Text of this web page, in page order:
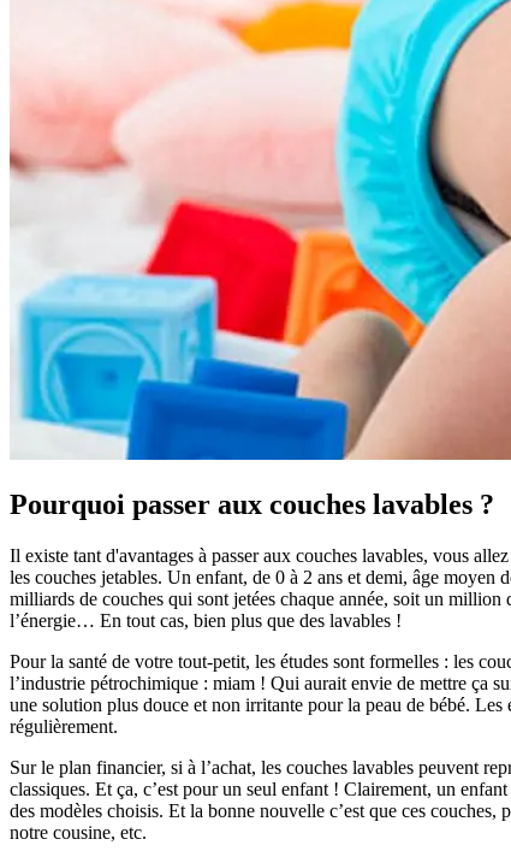
Pourquoi passer aux couches lavables ?
Il existe tant d'avantages à passer aux couches lavables, vous
les couches jetables. Un enfant, de 0 à 2 ans et demi, âge moyen
milliards de couches qui sont jetées chaque année, soit un million
l’énergie… En tout cas, bien plus que des lavables !
Pour la santé de votre tout-petit, les études sont formelles : les
l’industrie pétrochimique : miam ! Qui aurait envie de mettre ça
une solution plus douce et non irritante pour la peau de bébé.
régulièrement.
Sur le plan financier, si à l’achat, les couches lavables peuvent
classiques. Et ça, c’est pour un seul enfant ! Clairement, un
des modèles choisis. Et la bonne nouvelle c’est que ces
notre cousine, etc.